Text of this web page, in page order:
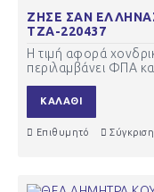
ΖΗΣΕ ΣΑΝ
ΤΖΑ-220437
Η τιμή αφορά
περιλαμβάνει ΦΠΑ
ΚΑΛΆΘΙ
Επιθυμητό Σύγκριση